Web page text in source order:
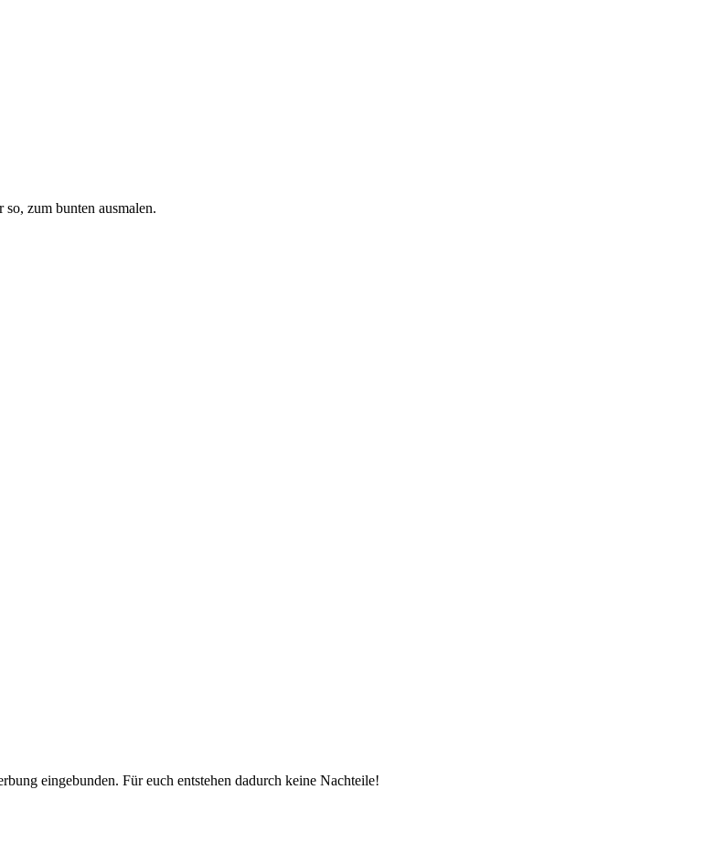
zum bunten ausmalen.
eingebunden. Für euch entstehen dadurch keine Nachteile!